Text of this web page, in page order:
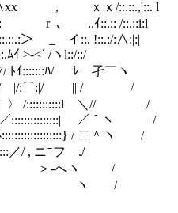
ｘ/::.::.,'::. l よ
､ ..ｲ::.:: /::.::i:l
_ イ::. !::.:/:∧:|:|
/ヽl::/::/ .スマホ版
ﾊ/ ﾚ￣孑￣ヽ
/ / （操作性
＼// /
／＾ヽ /
/ 二＾ヽ /
/ , ニﾆフ ./
‐へヽ /
｡ ヽ /